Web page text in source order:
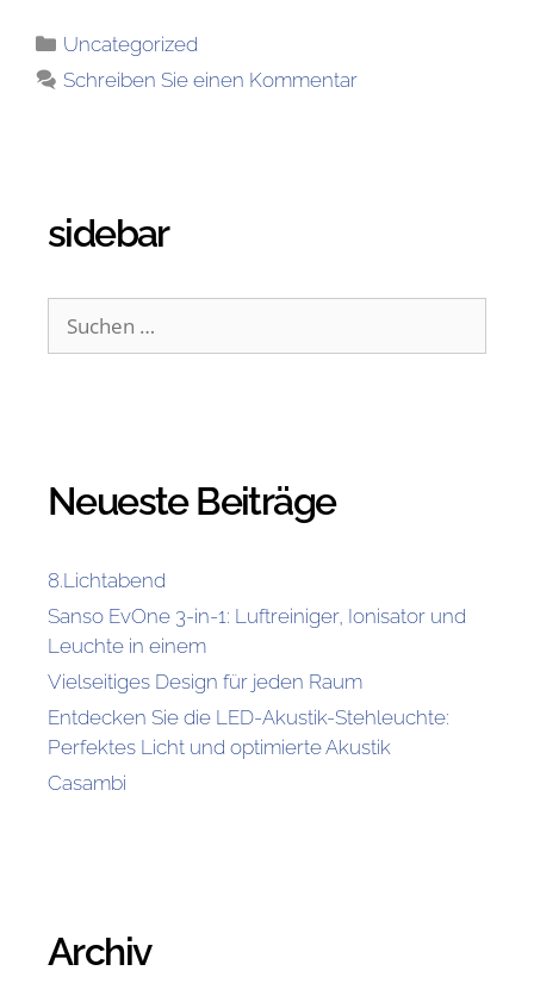
Uncategorized
Schreiben Sie einen Kommentar
sidebar
Neueste Beiträge
8.Lichtabend
Sanso EvOne 3-in-1: Luftreiniger, Ionisator und
Leuchte in einem
Vielseitiges Design für jeden Raum
Entdecken Sie die LED-Akustik-Stehleuchte:
Perfektes Licht und optimierte Akustik
Casambi
Archiv